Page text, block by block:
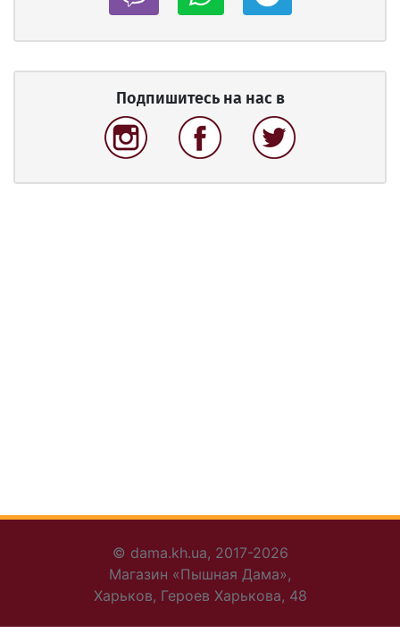
Подпишитесь на нас в
© dama.kh.ua, 2017-2026
Магазин «Пышная Дама»,
Харьков, Героев Харькова, 48